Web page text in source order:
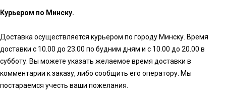
Курьером по Минску.
Доставка осуществляется курьером по городу Минску. Время
доставки с 10.00 до 23.00 по будним дням и с 10.00 до 20.00 в
субботу. Вы можете указать желаемое время доставки в
комментарии к заказу, либо сообщить его оператору. Мы
постараемся учесть ваши пожелания.